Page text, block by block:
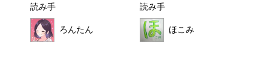
読み手
ろんたん
読み手
ほこみ